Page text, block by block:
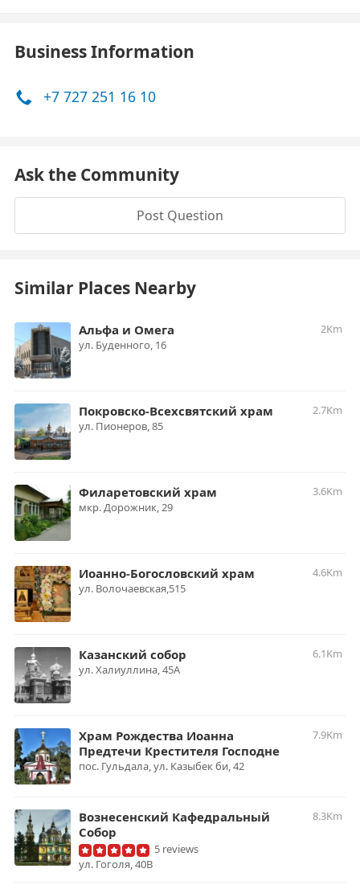
Business Information
+7 727 251 16 10
Ask the Community
Post Question
Similar Places Nearby
Альфа и Омега
2Km
ул. Буденного, 16
Покровско-Всехсвятский храм
2.7Km
ул. Пионеров, 85
Филаретовский храм
3.6Km
мкр. Дорожник, 29
Иоанно-Богословский храм
4.6Km
ул. Волочаевская,515
Казанский собор
6.1Km
ул. Халиуллина, 45А
Храм Рождества Иоанна
Предтечи Крестителя Господне
7.9Km
пос. Гульдала, ул. Казыбек би, 42
Вознесенский Кафедральный
Собор
8.3Km
5 reviews
ул. Гоголя, 40В